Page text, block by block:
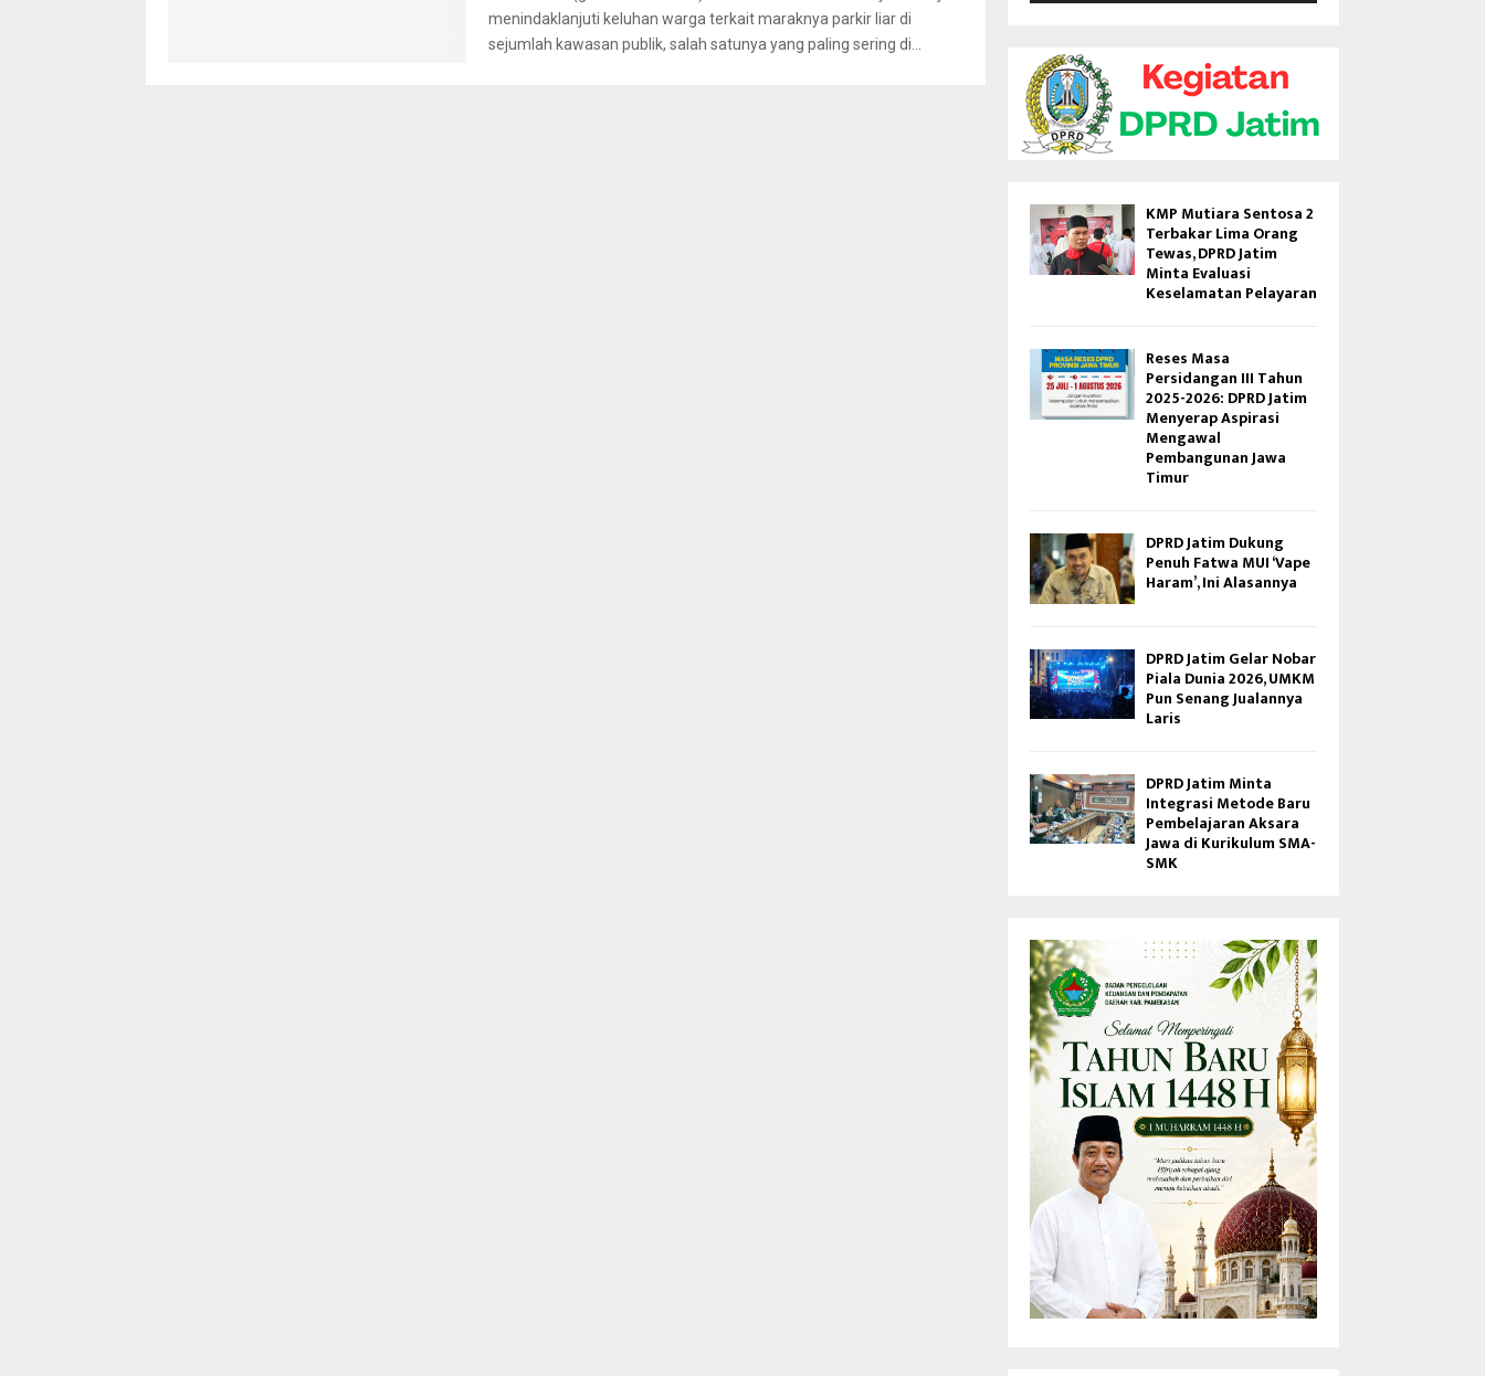
menindaklanjuti keluhan warga terkait maraknya parkir liar di
sejumlah kawasan publik, salah satunya yang paling sering di...
e
o
KMP Mutiara Sentosa 2
Terbakar Lima Orang
Tewas, DPRD Jatim
Minta Evaluasi
Keselamatan Pelayaran
Reses Masa
Persidangan III Tahun
2025-2026: DPRD Jatim
Menyerap Aspirasi
Mengawal
Pembangunan Jawa
Timur
DPRD Jatim Dukung
Penuh Fatwa MUI ‘Vape
Haram’, Ini Alasannya
DPRD Jatim Gelar Nobar
Piala Dunia 2026, UMKM
Pun Senang Jualannya
Laris
DPRD Jatim Minta
Integrasi Metode Baru
Pembelajaran Aksara
Jawa di Kurikulum SMA-
SMK